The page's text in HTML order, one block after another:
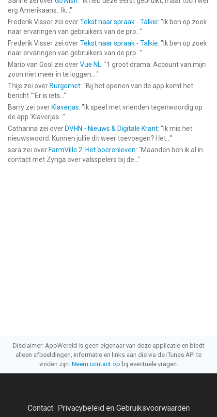
erg Amerikaans.. Ik... "
Frederik Visser zei overTekst naar spraak - Talkie: " Ik ben op zoek
naar ervaringen van gebruikers van de pro... "
Frederik Visser zei overTekst naar spraak - Talkie: " Ik ben op zoek
naar ervaringen van gebruikers van de pro... "
Mario van Gool zei overVue NL: "1 groot drama. Account van mijn
zoon niet meer in te loggen.... "
Thijs zei over Burgernet: "Bij het openen van de app komt het
bericht ""Er is iets... "
Barry zei over Klaverjas: " Ik speel met vrienden tegenwoordig op
de app ‘Klaverjas... "
Catharina zei over DVHN - Nieuws & Digitale Krant: " Ik mis het
nieuwswoord. Kunnen jullie dit weer toevoegen? Het... "
sara zei over FarmVille 2: Het boerenleven: "Maanden ben ik al in
contact met Zynga over valsspelers bij de... "
Disclaimer: AppWereld is geen eigenaar van deze applicatie en biedt
alleen afbeeldingen, informatie en links aan die via de iTunes API te
vinden zijn. Neem contact op bij eventuele vragen.
Contact· Privacybeleid en Gebruiksvoorwaarden